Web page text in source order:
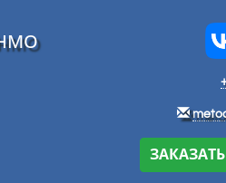
НМО